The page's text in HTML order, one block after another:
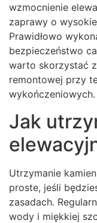
wzmocnienie
zaprawy o
Prawidłowo
bezpieczeństwo
warto skorzystać
remontowej przy
wykończeniowych.
Jak
Utrzymanie
proste, jeśli
zasadach.
wody i miękkiej